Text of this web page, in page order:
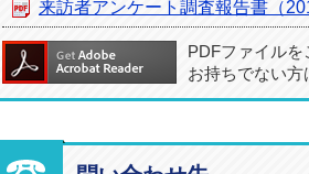
来訪者アンケート調査報告書（
PDFファイル
お持ちでない方